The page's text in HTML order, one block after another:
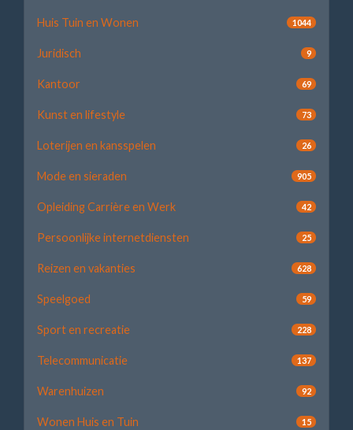
Huis Tuin en Wonen 1044
Juridisch 9
Kantoor 69
Kunst en lifestyle 73
Loterijen en kansspelen 26
Mode en sieraden 905
Opleiding Carrière en Werk 42
Persoonlijke internetdiensten 25
Reizen en vakanties 628
Speelgoed 59
Sport en recreatie 228
Telecommunicatie 137
Warenhuizen 92
Wonen Huis en Tuin 15